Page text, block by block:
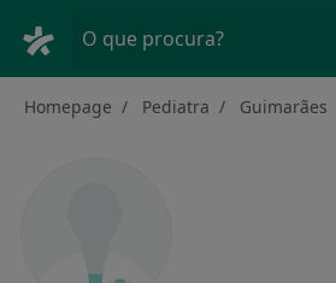
O que procura?
Homepage Pediatra Guimarães